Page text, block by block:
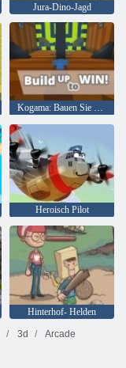
Jura-Dino-Jagd
Kogama: Bauen Sie auf, um zu gewinnen
Heroisch Pilot
Hinterhof- Helden
3d
Arcade